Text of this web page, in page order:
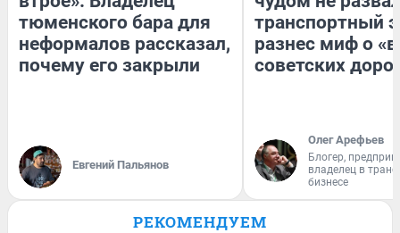
тюменского бара для
неформалов рассказал,
почему его закрыли
Евгений Пальянов
транспортный
разнес миф о
советских
Олег Арефьев
Блогер,
владелец в
бизнесе
РЕКОМЕНДУЕМ